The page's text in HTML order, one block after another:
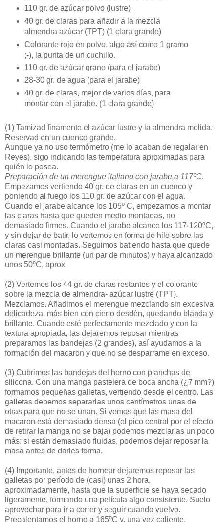
110 gr. de azúcar polvo (lustre)
40 gr. de claras para añadir a la mezcla
almendra azúcar (TPT) (1 clara grande)
Colorante rojo en polvo, algo así como 1 gramo
;-), la punta de un cuchillo.
110 gr. de azúcar grano (para el jarabe)
28-30 gr. de agua (para el jarabe)
40 gr. de claras, mejor de varios días, para
montar con el jarabe. (1 clara grande)
(1) Tamizad finamente el azúcar lustre y la almendra molida.
Reservad en un cuenco grande.
Aunque ya no uso termómetro (me lo acaban de regalar en
Reyes), sigo indicando las temperatura aproximadas para
quién lo posea.
Preparación de un merengue italiano con jarabe a 117ºC.
Empezamos vertiendo 40 gr. de claras en un cuenco y
poniendo al fuego los 110 gr. de azúcar con el agua.
Cuando el jarabe alcance los 105º C, empezamos a montar
las claras hasta que queden medio montadas, no
demasiado firmes. Cuando el jarabe alcance los 117-120ºC,
y sin dejar de batir, lo vertemos en forma de hilo sobre las
claras casi montadas. Seguimos batiendo hasta que quede
un merengue brillante (un par de minutos) y haya alcanzado
unos 50ºC, aprox.
(2) Vertemos los 44 gr. de claras restantes y el colorante
sobre la mezcla de almendra- azúcar lustre (TPT).
Mezclamos. Añadimos el merengue mezclando sin excesiva
delicadeza, más bien con cierto desdén, quedando blanda y
brillante. Cuando esté perfectamente mezclado y con la
textura apropiada, las dejaremos reposar mientras
preparamos las bandejas (2 grandes), así ayudamos a la
formación del macaron y que no se desparrame en exceso.
(3) Cubrimos las bandejas del horno con planchas de
silicona. Con una manga pastelera de boca ancha (¿7 mm?)
formamos pequeñas galletas, vertiendo desde el centro. Las
galletas debemos separarlas unos centímetros unas de
otras para que no se unan. Si vemos que las masa del
macaron está demasiado densa (el pico central por el efecto
de retirar la manga no se baja) podemos mezclarlas un poco
más; si están demasiado fluidas, podemos dejar reposar la
masa antes de darles forma.
(4) Importante, antes de hornear dejaremos reposar las
galletas por período de (casi) unas 2 hora,
aproximadamente, hasta que la superficie se haya secado
ligeramente, formando una película algo consistente. Suelo
aprovechar para ir a correr y seguir cuando vuelvo.
Precalentamos el horno a 165ºC y, una vez caliente,